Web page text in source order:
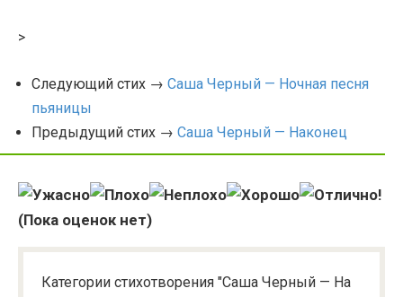
>
Следующий стих → Саша Черный — Ночная песня
пьяницы
Предыдущий стих → Саша Черный — Наконец
(Пока оценок нет)
Категории стихотворения "Саша Черный — На